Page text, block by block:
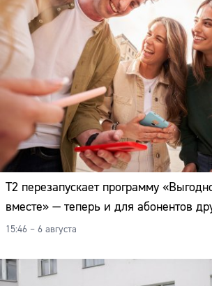
Т2 перезапускает программу
вместе» — теперь и для абонентов
15:46 – 6 августа